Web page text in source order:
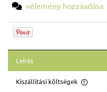
vélemény hozzáadása
Leírás
Kiszállítási költségek
Az ár nem tartalmazza az